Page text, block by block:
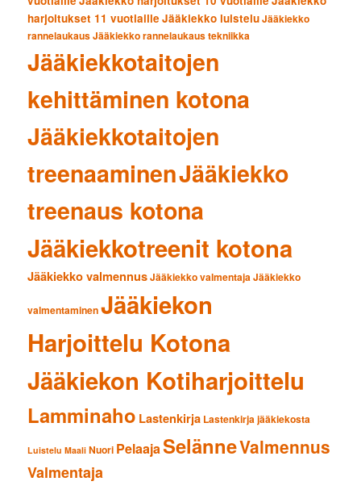
harjoitukset 11 vuotiaille Jääkiekko luisteluJääkiekko
rannelaukausJääkiekko rannelaukaus tekniikka
Jääkiekkotaitojen
kehittäminen kotona
Jääkiekkotaitojen
treenaaminenJääkiekko
treenaus kotona
Jääkiekkotreenit kotona
Jääkiekko valmennusJääkiekko valmentajaJääkiekko
valmentaminenJääkiekon
Harjoittelu Kotona
Jääkiekon Kotiharjoittelu
Lamminaho Lastenkirja Lastenkirja jääkiekosta
Luistelu Maali Nuori PelaajaSelänneValmennus
Valmentaja